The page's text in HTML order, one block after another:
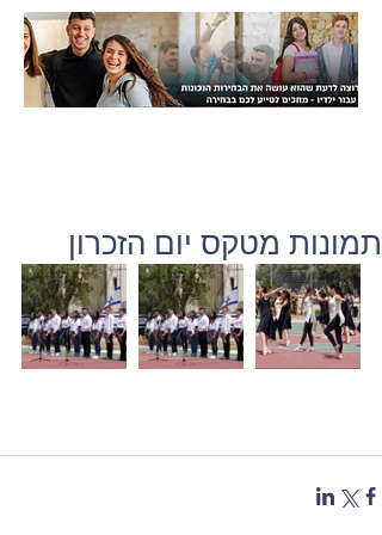
תמונות מטקס יום הזכרון